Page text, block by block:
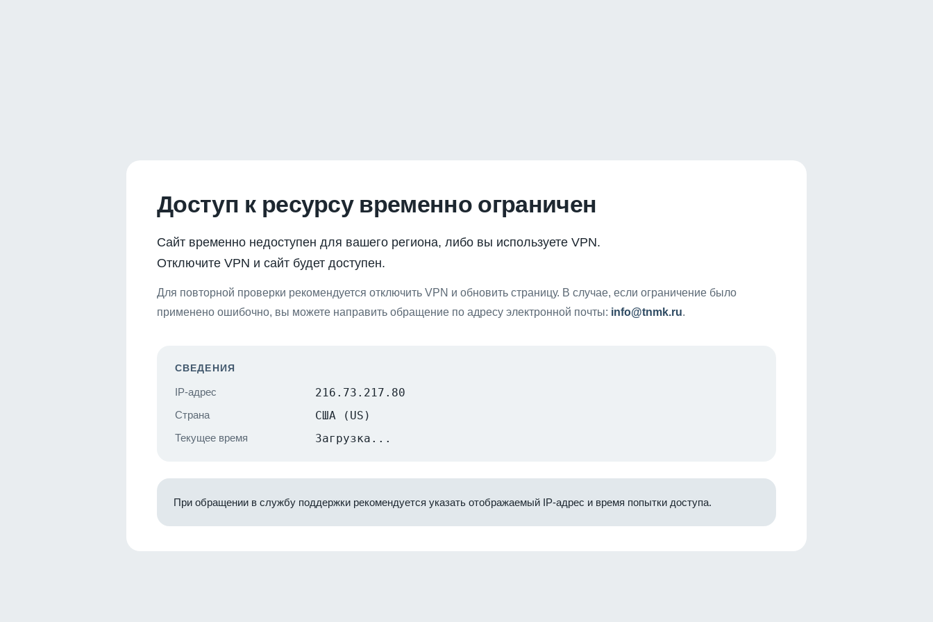
Доступ к ресурсу временно ограничен
Сайт временно недоступен для вашего региона, либо вы используете VPN.
Отключите VPN и сайт будет доступен.
Для повторной проверки рекомендуется отключить VPN и обновить страницу. В случае, если ограничение было
применено ошибочно, вы можете направить обращение по адресу электронной почты: info@tnmk.ru.
СВЕДЕНИЯ
IP-адрес 216.73.217.80
Страна США (US)
Текущее время Загрузка...
При обращении в службу поддержки рекомендуется указать отображаемый IP-адрес и время попытки доступа.